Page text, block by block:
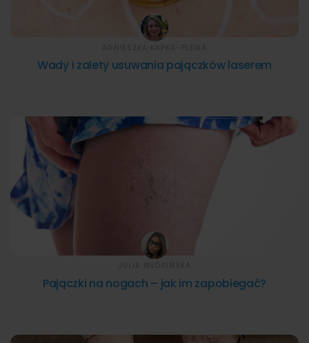
Wady i zalety usuwania pajączków laserem
Pajączki na nogach – jak im zapobiegać?